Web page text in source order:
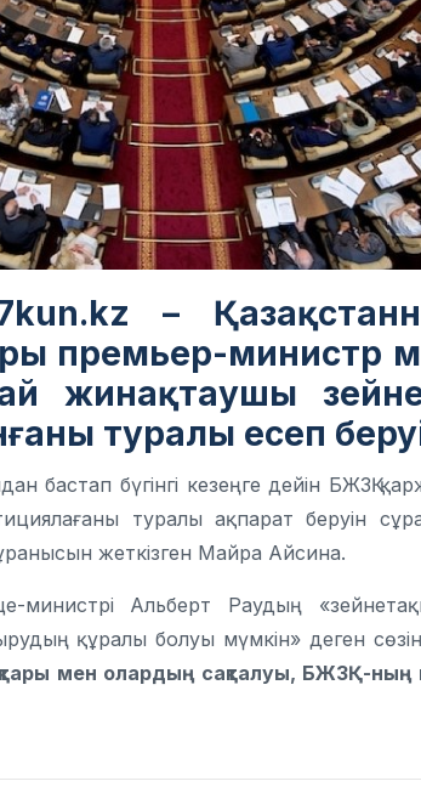
–
премьер-министр
жинақтаушы
туралы есеп
бастап бүгінгі кезеңге дейін БЖЗҚ
туралы ақпарат беруін
жеткізген Майра Айсина.
Альберт Раудың
құралы болуы мүмкін» деген
мен олардың сақталуы, БЖЗҚ-ның